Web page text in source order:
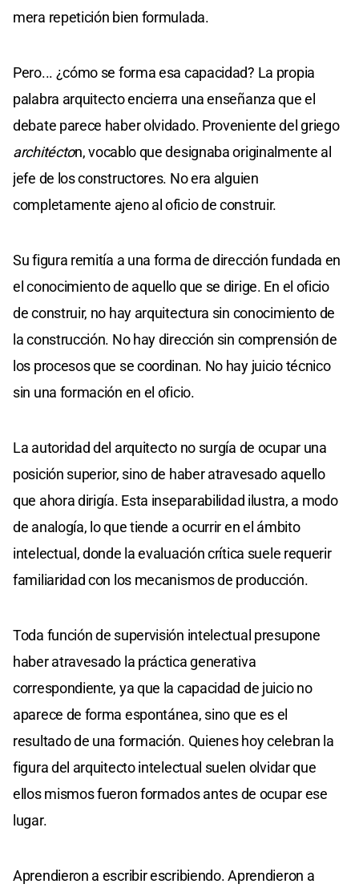
mera repetición bien formulada.
Pero... ¿cómo se forma esa capacidad? La propia
palabra arquitecto encierra una enseñanza que el
debate parece haber olvidado. Proveniente del griego
architécton, vocablo que designaba originalmente al
jefe de los constructores. No era alguien
completamente ajeno al oficio de construir.
Su figura remitía a una forma de dirección fundada en
el conocimiento de aquello que se dirige. En el oficio
de construir, no hay arquitectura sin conocimiento de
la construcción. No hay dirección sin comprensión de
los procesos que se coordinan. No hay juicio técnico
sin una formación en el oficio.
La autoridad del arquitecto no surgía de ocupar una
posición superior, sino de haber atravesado aquello
que ahora dirigía. Esta inseparabilidad ilustra, a modo
de analogía, lo que tiende a ocurrir en el ámbito
intelectual, donde la evaluación crítica suele requerir
familiaridad con los mecanismos de producción.
Toda función de supervisión intelectual presupone
haber atravesado la práctica generativa
correspondiente, ya que la capacidad de juicio no
aparece de forma espontánea, sino que es el
resultado de una formación. Quienes hoy celebran la
figura del arquitecto intelectual suelen olvidar que
ellos mismos fueron formados antes de ocupar ese
lugar.
Aprendieron a escribir escribiendo. Aprendieron a